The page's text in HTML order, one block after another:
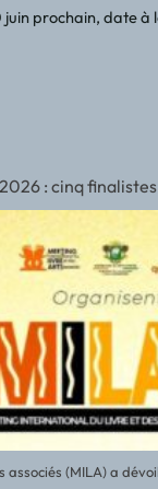
juin prochain, date
: cinq
(MILA) a